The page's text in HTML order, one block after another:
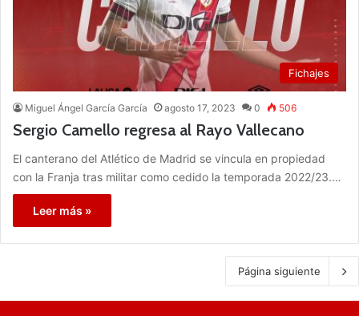
Fichajes
Miguel Ángel García García agosto 17, 2023 0 506
Sergio Camello regresa al Rayo Vallecano
El canterano del Atlético de Madrid se vincula en propiedad
con la Franja tras militar como cedido la temporada 2022/23.…
Leer más »
Página siguiente